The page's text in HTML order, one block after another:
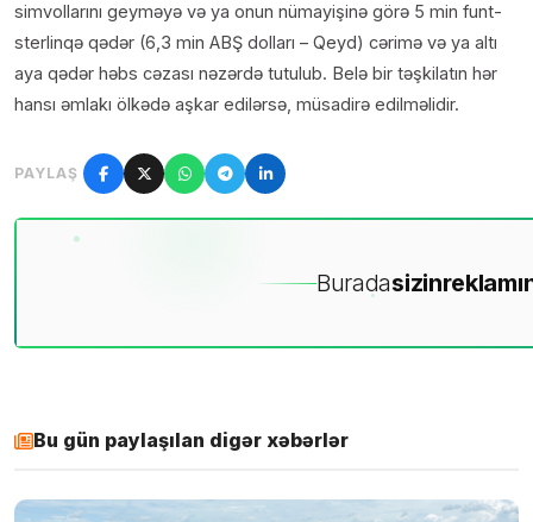
simvollarını geyməyə və ya onun nümayişinə görə 5 min funt-
sterlinqə qədər (6,3 min ABŞ dolları – Qeyd) cərimə və ya altı
aya qədər həbs cəzası nəzərdə tutulub. Belə bir təşkilatın hər
hansı əmlakı ölkədə aşkar edilərsə, müsadirə edilməlidir.
PAYLAŞ
Buradasizin
Bu gün paylaşılan digər xəbərlər